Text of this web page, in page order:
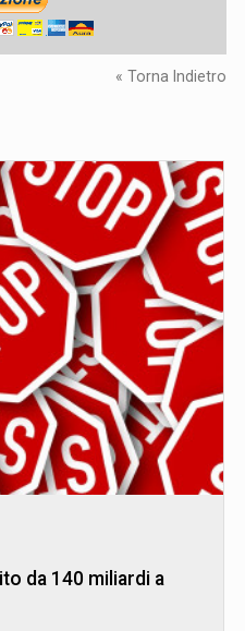
« Torna Indietro
da 140 miliardi a